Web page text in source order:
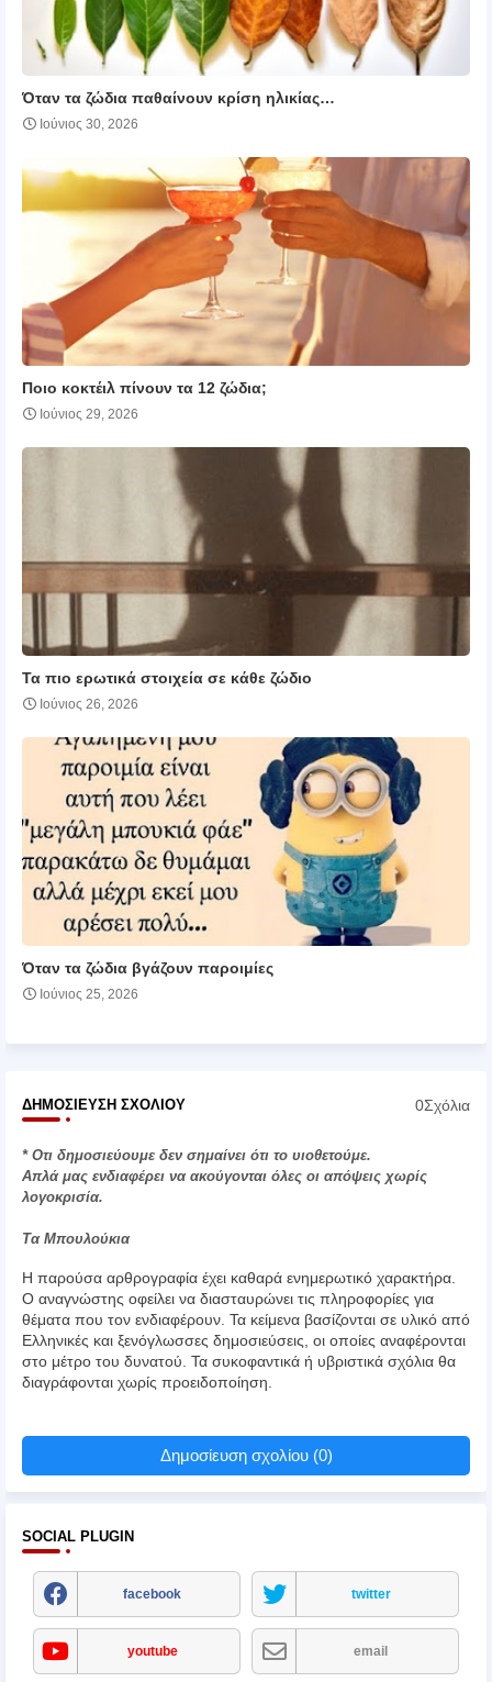
Όταν τα ζώδια παθαίνουν κρίση ηλικίας…
Ιούνιος 30, 2026
Ποιο κοκτέιλ πίνουν τα 12 ζώδια;
Ιούνιος 29, 2026
Τα πιο ερωτικά στοιχεία σε κάθε ζώδιο
Ιούνιος 26, 2026
Όταν τα ζώδια βγάζουν παροιμίες
Ιούνιος 25, 2026
ΔΗΜΟΣΊΕΥΣΗ ΣΧΟΛΊΟΥ 0Σχόλια
* Οτι δημοσιεύουμε δεν σημαίνει ότι το υιοθετούμε.
Απλά μας ενδιαφέρει να ακούγονται όλες οι απόψεις χωρίς
λογοκρισία.
Τα Μπουλούκια
Η παρούσα αρθρογραφία έχει καθαρά ενημερωτικό χαρακτήρα.
Ο αναγνώστης οφείλει να διασταυρώνει τις πληροφορίες για
θέματα που τον ενδιαφέρουν. Τα κείμενα βασίζονται σε υλικό από
Ελληνικές και ξενόγλωσσες δημοσιεύσεις, οι οποίες αναφέρονται
στο μέτρο του δυνατού. Τα συκοφαντικά ή υβριστικά σχόλια θα
διαγράφονται χωρίς προειδοποίηση.
Δημοσίευση σχολίου (0)
SOCIAL PLUGIN
facebook twitter
youtube email